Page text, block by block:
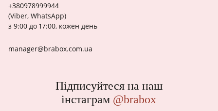
+380978999944
(Viber, WhatsApp)
з 9:00 до 17:00, кожен день
manager@brabox.com.ua
Підписуйтеся на наш
інстаграм @brabox